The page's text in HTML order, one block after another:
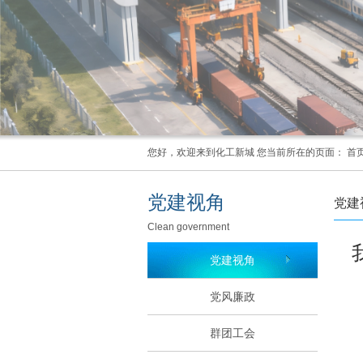
您好，欢迎来到化工新城 您当前所在的页面： 首
党建视角
Clean government
党建视角
党风廉政
群团工会
党建